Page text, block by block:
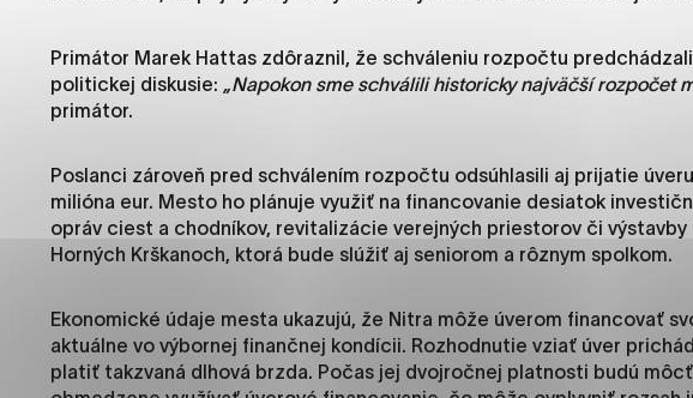
Primátor Marek Hattas zdôraznil, že schváleniu rozpočtu
politickej diskusie: „Napokon sme schválili historicky najväčší rozpočet
primátor.
Poslanci zároveň pred schválením rozpočtu odsúhlasili aj prijatie úveru
milióna eur. Mesto ho plánuje využiť na financovanie desiatok
opráv ciest a chodníkov, revitalizácie verejných priestorov či výstavby
Horných Krškanoch, ktorá bude slúžiť aj seniorom a rôznym spolkom.
Ekonomické údaje mesta ukazujú, že Nitra môže úverom financovať
aktuálne vo výbornej finančnej kondícii. Rozhodnutie vziať úver
platiť takzvaná dlhová brzda. Počas jej dvojročnej platnosti budú
Analytické cookies
aby mohol stránky optimalizovať a ponúknuť im lepšiu skúsenosť. Všetky dáta
možné ich spojiť s konkrétnou osobou.
Označiť všetko Uložiť nastavenia Viac